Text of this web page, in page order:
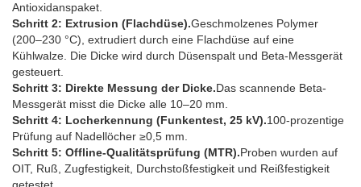
Antioxidanspaket.
Schritt 2: Extrusion (Flachdüse).Geschmolzenes Polymer
(200–230 °C), extrudiert durch eine Flachdüse auf eine
Kühlwalze. Die Dicke wird durch Düsenspalt und Beta-Messgerät
gesteuert.
Schritt 3: Direkte Messung der Dicke.Das scannende Beta-
Messgerät misst die Dicke alle 10–20 mm.
Schritt 4: Locherkennung (Funkentest, 25 kV).100-prozentige
Prüfung auf Nadellöcher ≥0,5 mm.
Schritt 5: Offline-Qualitätsprüfung (MTR).Proben wurden auf
OIT, Ruß, Zugfestigkeit, Durchstoßfestigkeit und Reißfestigkeit